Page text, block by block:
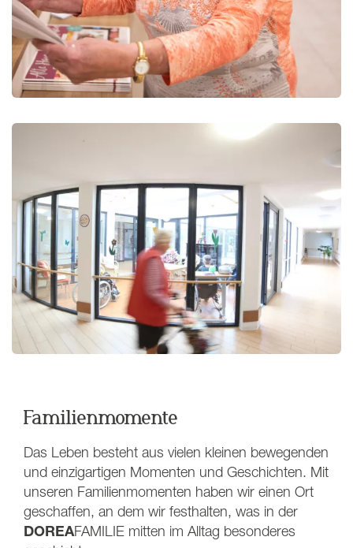
Familienmomente
Das Leben besteht aus vielen kleinen bewegenden
und einzigartigen Momenten und Geschichten. Mit
unseren Familienmomenten haben wir einen Ort
geschaffen, an dem wir festhalten, was in der
DOREAFAMILIE mitten im Alltag besonderes